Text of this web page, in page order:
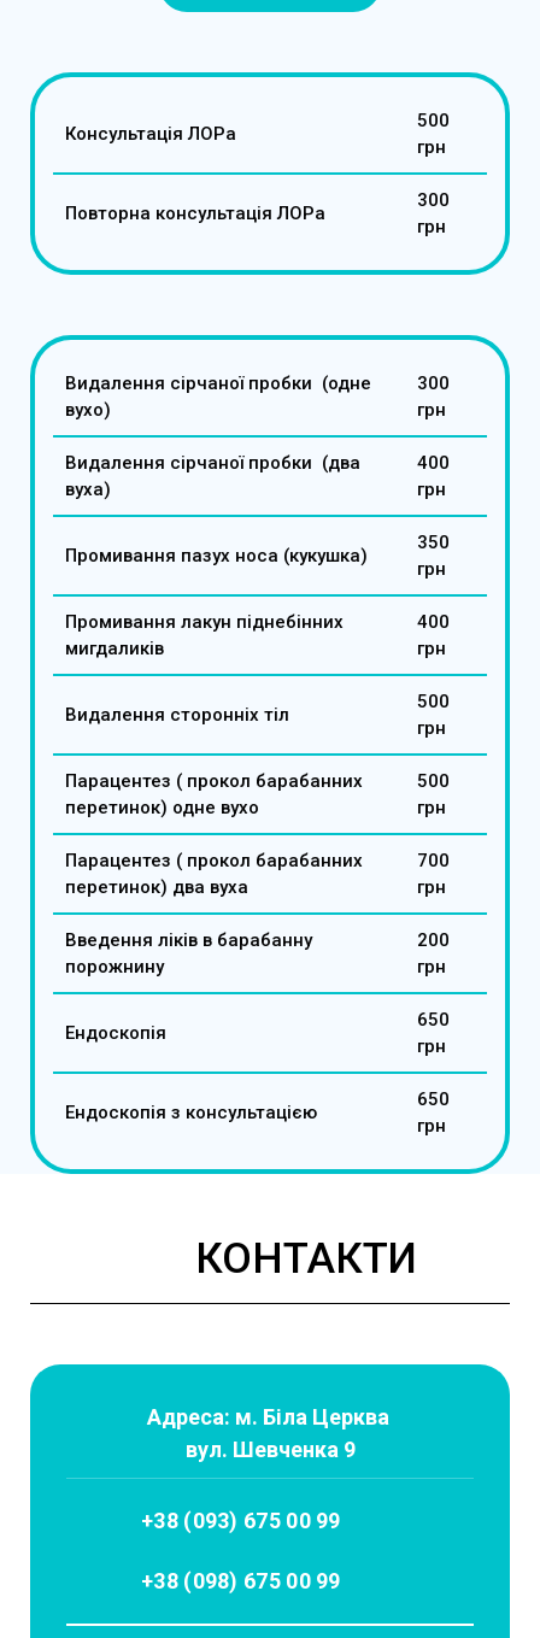
Консультація ЛОРа
500
грн
Повторна консультація ЛОРа
300
грн
Видалення сірчаної пробки (одне
вухо)
300
грн
Видалення сірчаної пробки (два
вуха)
400
грн
Промивання пазух носа (кукушка)
350
грн
Промивання лакун піднебінних
мигдаликів
400
грн
Видалення сторонніх тіл
500
грн
Парацентез ( прокол барабанних
перетинок) одне вухо
500
грн
Парацентез ( прокол барабанних
перетинок) два вуха
700
грн
Введення ліків в барабанну
порожнину
200
грн
Ендоскопія
650
грн
Ендоскопія з консультацією
650
грн
КОНТАКТИ
Адреса: м. Біла Церква
вул. Шевченка 9
+38 (093) 675 00 99
+38 (098) 675 00 99